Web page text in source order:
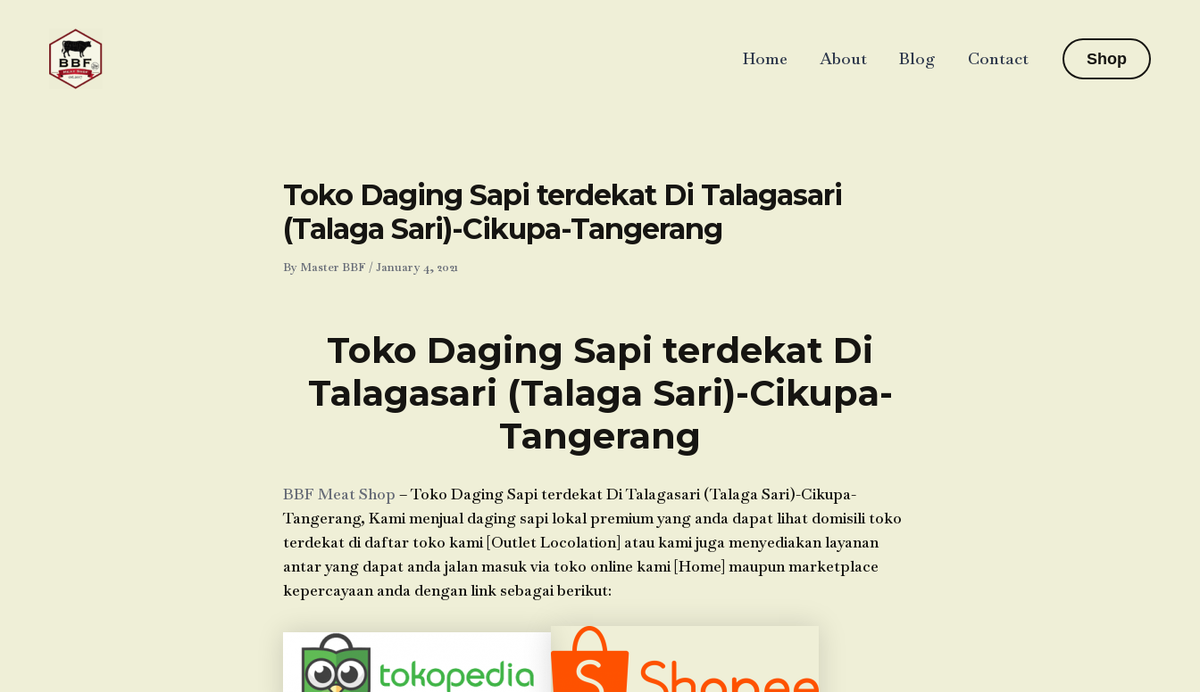
Home About Blog Contact Shop
Toko Daging Sapi terdekat Di Talagasari
(Talaga Sari)-Cikupa-Tangerang
By Master BBF /January 4, 2021
Toko Daging Sapi terdekat Di
Talagasari (Talaga Sari)-Cikupa-
Tangerang
BBF Meat Shop – Toko Daging Sapi terdekat Di Talagasari (Talaga Sari)-Cikupa-
Tangerang, Kami menjual daging sapi lokal premium yang anda dapat lihat domisili toko
terdekat di daftar toko kami [Outlet Locolation] atau kami juga menyediakan layanan
antar yang dapat anda jalan masuk via toko online kami [Home] maupun marketplace
kepercayaan anda dengan link sebagai berikut: